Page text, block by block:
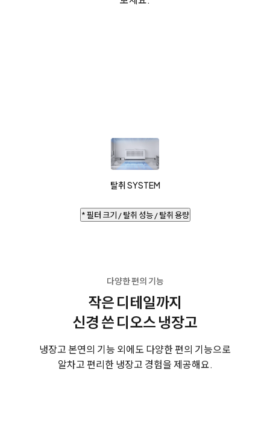
탈취 SYSTEM
* 필터 크기 / 탈취 성능 / 탈취 용량
다양한 편의 기능
작은 디테일까지
신경 쓴 디오스 냉장고
냉장고 본연의 기능 외에도 다양한 편의 기능으로
알차고 편리한 냉장고 경험을 제공해요.